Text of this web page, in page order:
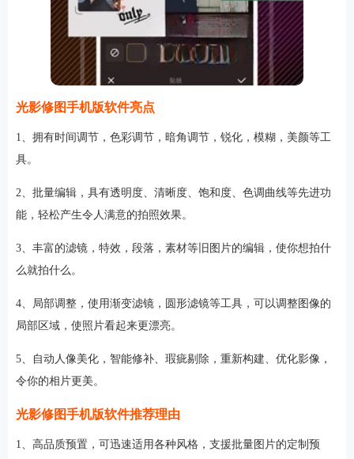
光影修图手机版软件亮点
1、拥有时间调节，色彩调节，暗角调节，锐化，模糊，美颜等工
具。
2、批量编辑，具有透明度、清晰度、饱和度、色调曲线等先进功
能，轻松产生令人满意的拍照效果。
3、丰富的滤镜，特效，段落，素材等旧图片的编辑，使你想拍什
么就拍什么。
4、局部调整，使用渐变滤镜，圆形滤镜等工具，可以调整图像的
局部区域，使照片看起来更漂亮。
5、自动人像美化，智能修补、瑕疵剔除，重新构建、优化影像，
令你的相片更美。
光影修图手机版软件推荐理由
1、高品质预置，可迅速适用各种风格，支援批量图片的定制预